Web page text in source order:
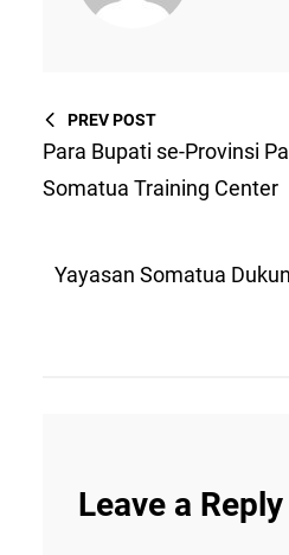
PREV POST
Para Bupati se-Provinsi
Somatua Training Center
Yayasan Somatua
Leave a Reply